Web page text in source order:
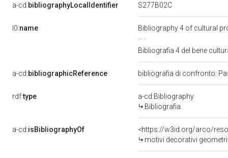
a-cd:bibliographyLocalIdentifier S277B02C
l0:name Bibliography 4 of cultural
Bibliografia 4 del bene
a-cd:bibliographicReference bibliografia di confronto:
rdf:type
a-cd:Bibliography
Bibliografia
a-cd:isBibliographyOf
<https://w3id.org/arco/
motivi decorativi